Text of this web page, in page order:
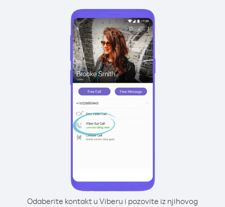
Odaberite kontakt u Viberu i pozovite iz njihovog